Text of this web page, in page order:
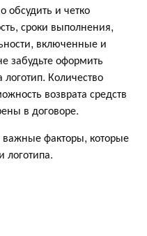
обсудить и четко
сроки выполнения,
включенные и
забудьте оформить
Количество
возврата средств
в договоре.
факторы, которые
логотипа.